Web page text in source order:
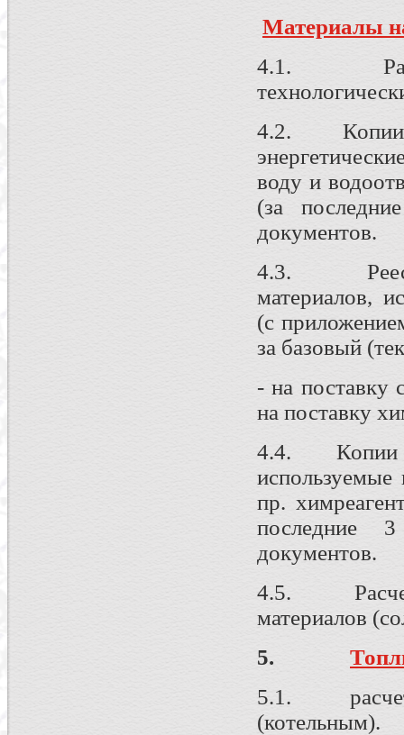
Материалы
4.1. Расчет
4.2. Копии
воду и
(за
документов.
4.3.
материалов,
(с
за базовый
- на поставку
на поставку
4.4. Копии
используемые
пр.
последние
документов.
4.5. Расчет
материалов
5.
5.1. расчет
(котельным).